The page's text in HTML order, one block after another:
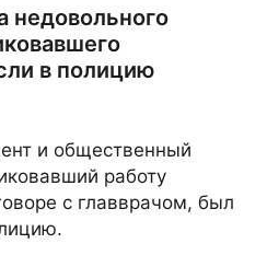
недовольного
в полицию
и общественный
работу
с главврачом, был